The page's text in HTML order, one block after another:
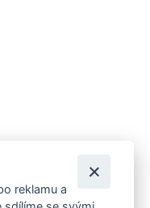
akce?
reklamu a